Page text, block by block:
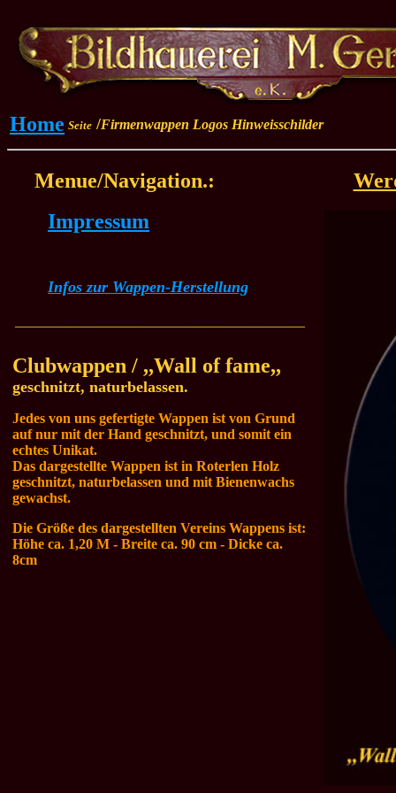
Home Seite /Firmenwappen Logos Hinweisschilder
Menue/Navigation.:
Impressum
Infos zur Wappen-Herstellung
Clubwappen / ,,Wall of fame,,
geschnitzt, naturbelassen.
Jedes von uns gefertigte Wappen ist von Grund
auf nur mit der Hand geschnitzt, und somit ein
echtes Unikat.
Das dargestellte Wappen ist in Roterlen Holz
geschnitzt, naturbelassen und mit Bienenwachs
gewachst.
Die Größe des dargestellten Vereins Wappens ist:
Höhe ca. 1,20 M - Breite ca. 90 cm - Dicke ca.
8cm